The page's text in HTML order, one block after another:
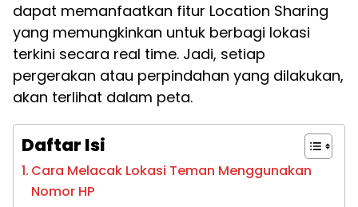
dapat memanfaatkan fitur Location Sharing
yang memungkinkan untuk berbagi lokasi
terkini secara real time. Jadi, setiap
pergerakan atau perpindahan yang dilakukan,
akan terlihat dalam peta.
Daftar Isi
Cara Melacak Lokasi Teman Menggunakan
Nomor HP